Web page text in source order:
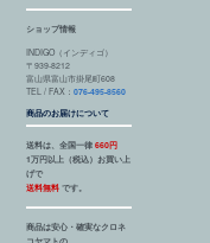
ショップ情報
INDIGO（インディゴ）
〒939-8212
富山県富山市掛尾町608
TEL / FAX：076-495-8560
商品のお届けについて
送料は、全国一律660円
1万円以上（税込）お買い上
げで
送料無料 です。
商品は安心・確実なクロネ